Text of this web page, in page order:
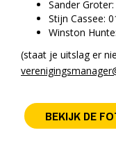
Sander
Stijn Cassee:
Winston
(staat je uitslag er
BEKIJK DE